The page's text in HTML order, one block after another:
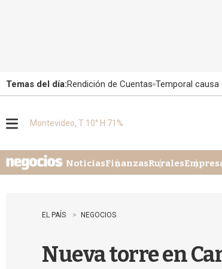
Temas del día:Rendición de Cuentas Temporal
u
Montevideo, T 10° H 71%
NoticiasFinanzasRurales
EL PAÍS NEGOCIOS
Nueva torre en